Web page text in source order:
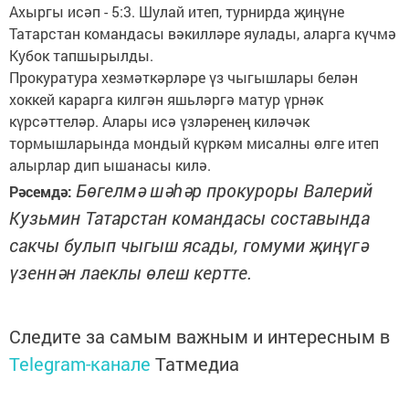
Ахыргы исәп - 5:3. Шулай итеп, турнирда җиңүне
Татарстан командасы вәкилләре яулады, аларга күчмә
Кубок тапшырылды.
Прокуратура хезмәткәрләре үз чыгышлары белән
хоккей карарга килгән яшьләргә матур үрнәк
күрсәттеләр. Алары исә үзләренең киләчәк
тормышларында мондый күркәм мисалны өлге итеп
алырлар дип ышанасы килә.
Рәсемдә: Бөгелмә шәһәр прокуроры Валерий
Кузьмин Татарстан командасы составында
сакчы булып чыгыш ясады, гомуми җиңүгә
үзеннән лаеклы өлеш кертте.
Следите за самым важным и интересным в
Telegram-канале Татмедиа